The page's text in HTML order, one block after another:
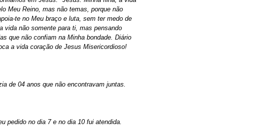
Meu Reino, mas não temas, porque não
te no Meu braço e luta, sem ter medo de
vida não somente para ti, mas pensando
que não confiam na Minha bondade. Diário
a vida coração de Jesus Misericordioso!
de 04 anos que não encontravam juntas.
pedido no dia 7 e no dia 10 fui atendida.